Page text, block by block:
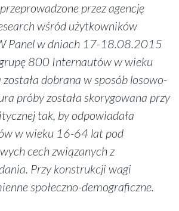
przez agencję
wśród użytkowników
Panel w dniach 17-18.08.2015
800 Internautów w wieku
dobrana w sposób losowo-
próby została skorygowana przy
tak, by odpowiadała
w wieku 16-64 lat pod
cech związanych z
Przy konstrukcji wagi
społeczno-demograficzne.